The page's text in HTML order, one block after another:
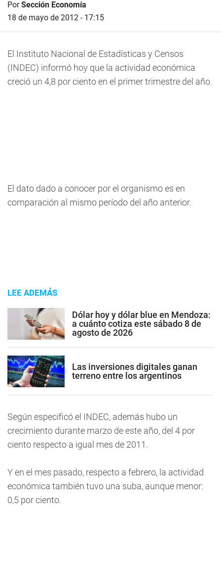
PorSección Economía
18 de mayo de 2012 - 17:15
El Instituto Nacional de Estadísticas y Censos
(INDEC) informó hoy que la actividad económica
creció un 4,8 por ciento en el primer trimestre del año.
El dato dado a conocer por el organismo es en
comparación al mismo período del año anterior.
LEE ADEMÁS
Dólar hoy y dólar blue en Mendoza:
a cuánto cotiza este sábado 8 de
agosto de 2026
Las inversiones digitales ganan
terreno entre los argentinos
Según especificó el INDEC, además hubo un
crecimiento durante marzo de este año, del 4 por
ciento respecto a igual mes de 2011.
Y en el mes pasado, respecto a febrero, la actividad
económica también tuvo una suba, aunque menor:
0,5 por ciento.